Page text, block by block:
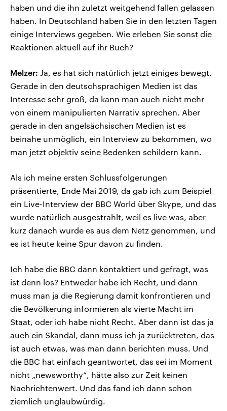
haben und die ihn zuletzt weitgehend fallen gelassen
haben. In Deutschland haben Sie in den letzten Tagen
einige Interviews gegeben. Wie erleben Sie sonst die
Reaktionen aktuell auf ihr Buch?
Melzer: Ja, es hat sich natürlich jetzt einiges bewegt.
Gerade in den deutschsprachigen Medien ist das
Interesse sehr groß, da kann man auch nicht mehr
von einem manipulierten Narrativ sprechen. Aber
gerade in den angelsächsischen Medien ist es
beinahe unmöglich, ein Interview zu bekommen, wo
man jetzt objektiv seine Bedenken schildern kann.
Als ich meine ersten Schlussfolgerungen
präsentierte, Ende Mai 2019, da gab ich zum Beispiel
ein Live-Interview der BBC World über Skype, und das
wurde natürlich ausgestrahlt, weil es live was, aber
kurz danach wurde es aus dem Netz genommen, und
es ist heute keine Spur davon zu finden.
Ich habe die BBC dann kontaktiert und gefragt, was
ist denn los? Entweder habe ich Recht, und dann
muss man ja die Regierung damit konfrontieren und
die Bevölkerung informieren als vierte Macht im
Staat, oder ich habe nicht Recht. Aber dann ist das ja
auch ein Skandal, dann muss ich ja zurücktreten, das
ist auch etwas, was man dann berichten muss. Und
die BBC hat einfach geantwortet, das sei im Moment
nicht „newsworthy“, hätte also zur Zeit keinen
Nachrichtenwert. Und das fand ich dann schon
ziemlich unglaubwürdig.